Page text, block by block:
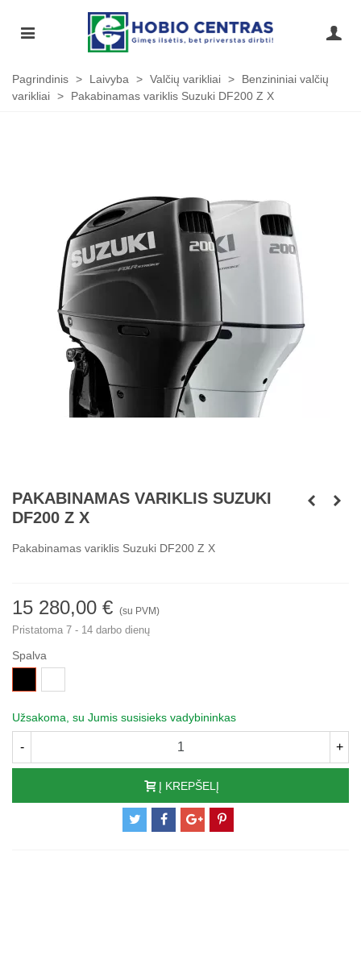
Pagrindinis > Laivyba > Valčių varikliai >
Benzininiai valčių
varikliai > Pakabinamas variklis Suzuki DF200 Z X
PAKABINAMAS VARIKLIS SUZUKI
DF200 Z X
Pakabinamas variklis Suzuki DF200 Z X
15 280,00 € (su PVM)
Pristatoma 7 - 14 darbo dienų
Spalva
Užsakoma, su Jumis susisieks vadybininkas
- +
Į KREPŠELĮ